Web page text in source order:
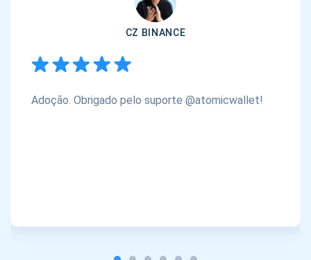
CZ BINANCE
Adoção. Obrigado pelo suporte @atomicwallet!